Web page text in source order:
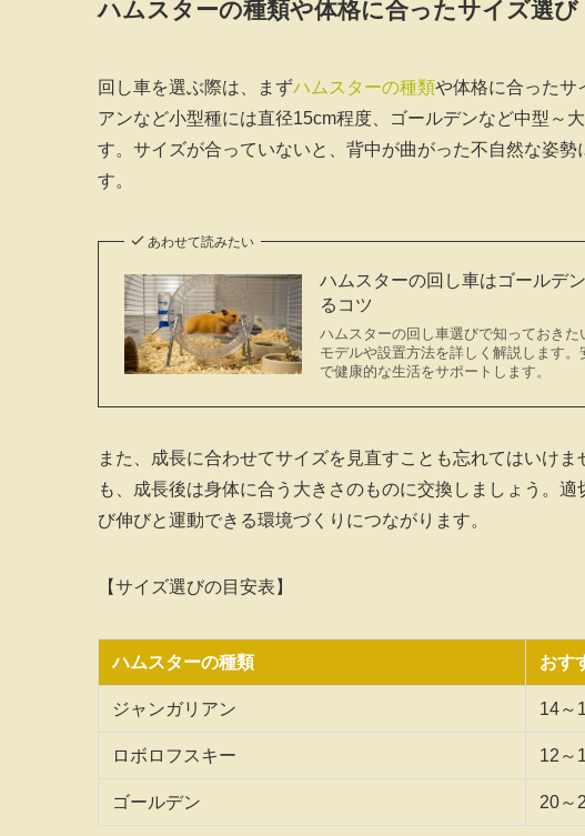
ハムスターの種類や体格に合ったサイズ選び
回し車を選ぶ際は、まずハムスターの種類や体格に合ったサ
アンなど小型種には直径15cm程度、ゴールデンなど中型～
す。サイズが合っていないと、背中が曲がった不自然な姿
す。
あわせて読みたい
ハムスターの回し車はゴールデ
るコツ
ハムスターの回し車選びで知っておき
モデルや設置方法を詳しく解説します
で健康的な生活をサポートします。
また、成長に合わせてサイズを見直すことも忘れてはいけ
も、成長後は身体に合う大きさのものに交換しましょう。
び伸びと運動できる環境づくりにつながります。
【サイズ選びの目安表】
ハムスターの種類 おす
ジャンガリアン 14～
ロボロフスキー 12～
ゴールデン 20～